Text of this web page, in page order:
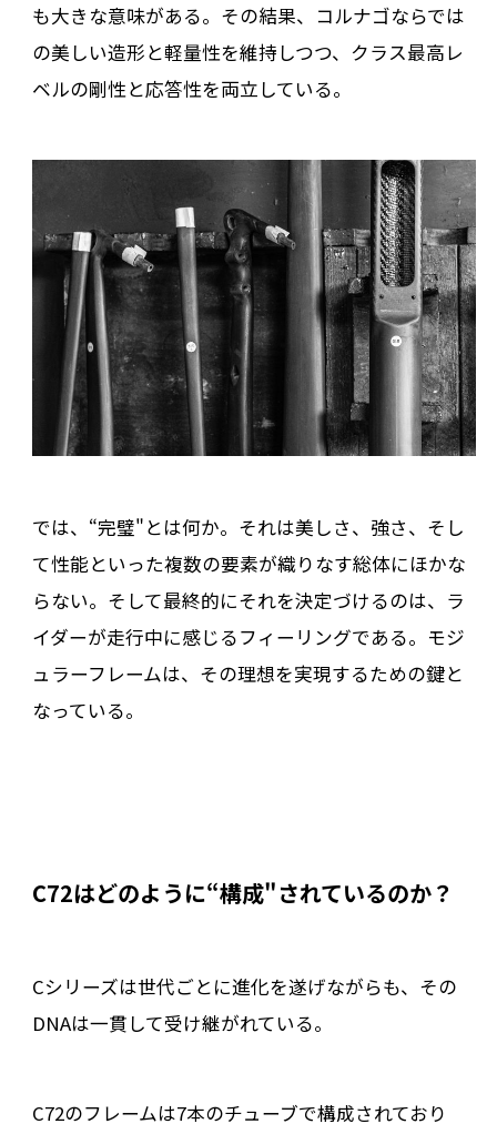
も大きな意味がある。その結果、コルナゴならでは
の美しい造形と軽量性を維持しつつ、クラス最高レ
ベルの剛性と応答性を両立している。
では、“完璧"とは何か。それは美しさ、強さ、そし
て性能といった複数の要素が織りなす総体にほかな
らない。そして最終的にそれを決定づけるのは、ラ
イダーが走行中に感じるフィーリングである。モジ
ュラーフレームは、その理想を実現するための鍵と
なっている。
C72はどのように“構成"されているのか？
Cシリーズは世代ごとに進化を遂げながらも、その
DNAは一貫して受け継がれている。
C72のフレームは7本のチューブで構成されており